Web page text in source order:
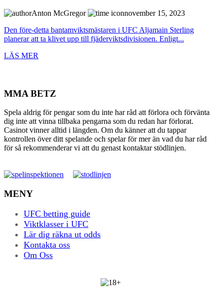
Anton McGregor
november 15, 2023
Den före-detta bantamviktsmästaren i UFC Aljamain Sterling
planerar att ta klivet upp till fjäderviktsdivisionen. Enligt...
LÄS MER
MMA BETZ
Spela aldrig för pengar som du inte har råd att förlora och förvänta
dig inte att vinna tillbaka pengarna som du redan har förlorat.
Casinot vinner alltid i längden. Om du känner att du tappar
kontrollen över ditt spelande och spelar för mer än vad du har råd
för så rekommenderar vi att du genast kontaktar stödlinjen.
MENY
UFC betting guide
Viktklasser i UFC
Lär dig räkna ut odds
Kontakta oss
Om Oss